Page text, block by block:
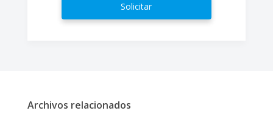
Solicitar
Archivos relacionados